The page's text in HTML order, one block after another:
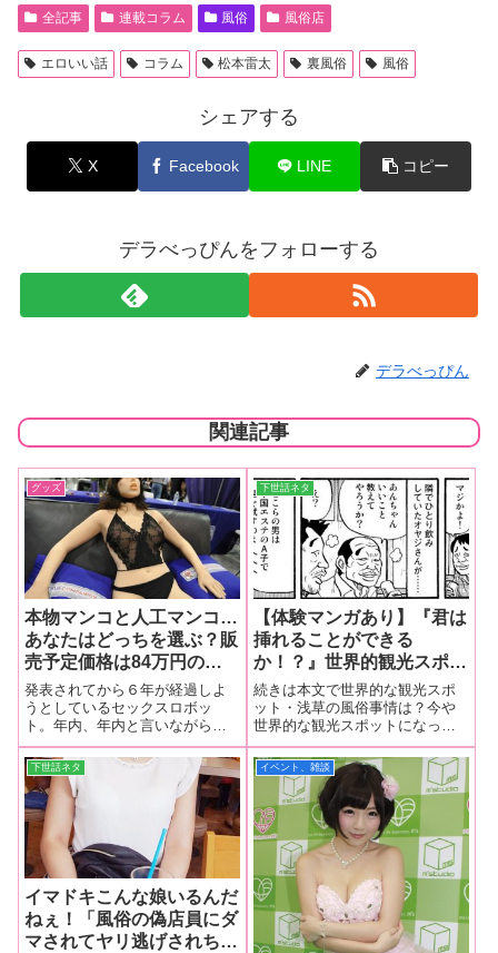
全記事 連載コラム 風俗 風俗店
エロいい話 コラム 松本雷太 裏風俗 風俗
シェアする
X Facebook LINE コピー
デラべっぴんをフォローする
デラべっぴん
関連記事
グッズ
本物マンコと人工マンコ…
あなたはどっちを選ぶ？販
売予定価格は84万円のセ
ックスロボット…【裏ネタ
から役立つ情報まで！】〜
タレコミ情報（ネタ元・編
集部員K・46歳）
発表されてから６年が経過しよ
うとしているセックスロボッ
ト。年内、年内と言いながら一
向に正式発表がでないのはどう
してなんでしょう？究極ダッチ
ワイフに賛否両論のわけ
下世話ネタ
【体験マンガあり】『君は
挿れることができる
か！？』世界的観光スポッ
ト・浅草にある“男を試
す”大陸エステ！【気にな
る風俗勝手に通信簿】
続きは本文で世界的な観光スポ
ット・浅草の風俗事情は？今や
世界的な観光スポットになった
浅草。そんな町だからでしょう
か、浅草に居を構える風俗店と
いえばソープが１軒、デリヘル
ですら浅草が店名につく店は数
えるほど、とういうのが現状の
ようです。ラブホ
下世話ネタ
イマドキこんな娘いるんだ
ねぇ！「風俗の偽店員にダ
マされてヤリ逃げされちゃ
イベント、雑談